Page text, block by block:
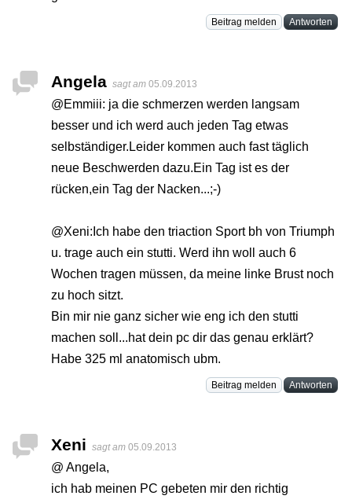
Beitrag melden Antworten
Angela sagt am 05.09.2013
@Emmiii: ja die schmerzen werden langsam
besser und ich werd auch jeden Tag etwas
selbständiger.Leider kommen auch fast täglich
neue Beschwerden dazu.Ein Tag ist es der
rücken,ein Tag der Nacken...;-)
@Xeni:Ich habe den triaction Sport bh von Triumph
u. trage auch ein stutti. Werd ihn woll auch 6
Wochen tragen müssen, da meine linke Brust noch
zu hoch sitzt.
Bin mir nie ganz sicher wie eng ich den stutti
machen soll...hat dein pc dir das genau erklärt?
Habe 325 ml anatomisch ubm.
Beitrag melden Antworten
Xeni sagt am 05.09.2013
@ Angela,
ich hab meinen PC gebeten mir den richtig